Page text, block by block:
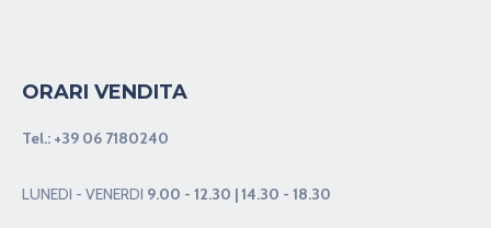
ORARI VENDITA
Tel.: +39 06 7180240
LUNEDI - VENERDI 9.00 - 12.30 | 14.30 - 18.30